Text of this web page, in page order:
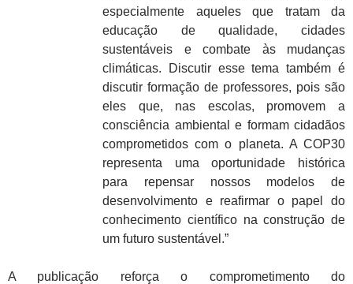
especialmente aqueles que tratam da
educação de qualidade, cidades
sustentáveis e combate às mudanças
climáticas. Discutir esse tema também é
discutir formação de professores, pois são
eles que, nas escolas, promovem a
consciência ambiental e formam cidadãos
comprometidos com o planeta. A COP30
representa uma oportunidade histórica
para repensar nossos modelos de
desenvolvimento e reafirmar o papel do
conhecimento científico na construção de
um futuro sustentável.”
A publicação reforça o comprometimento do